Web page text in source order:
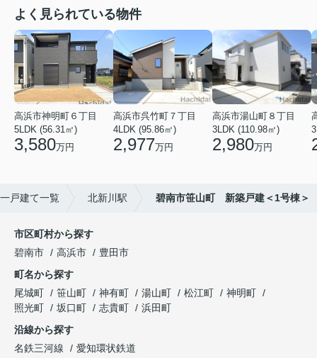
よく見られている物件
高浜市神明町６丁目
5LDK (56.31㎡)
3,580万円
高浜市呉竹町７丁目
4LDK (95.86㎡)
2,977万円
高浜市湯山町８丁目
3LDK (110.98㎡)
2,980万円
戸建て一覧 北新川駅 碧南市笹山町 新築戸建＜1号棟＞
市区町村から探す
碧南市
高浜市
豊田市
町名から探す
尾城町
笹山町 神有町 湯山町 松江町
神明町
照光町
坂口町 志貴町
浜田町
沿線から探す
名鉄三河線
愛知環状鉄道